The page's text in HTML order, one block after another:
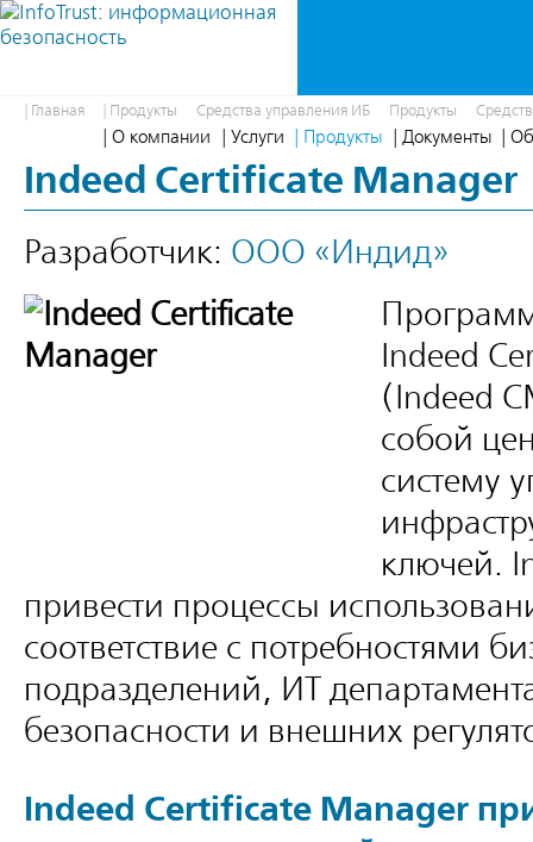
| Главная | Продукты Средства управления ИБ Продукты
| О компании | Услуги | Продукты | Документы |
Indeed Certificate Manager
Разработчик: ООО «Индид»
Indeed
(Indeed
собой
систему
ключей.
привести процессы
соответствие с потребностями
подразделений, ИТ
безопасности и внешних
Indeed Certificate Manager